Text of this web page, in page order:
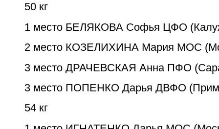
50 кг
1 место БЕЛЯКОВА Софья ЦФО
2 место КОЗЕЛИХИНА Мария МОС
3 место ДРАЧЕВСКАЯ Анна ПФО
3 место ПОПЕНКО Дарья ДВФО
54 кг